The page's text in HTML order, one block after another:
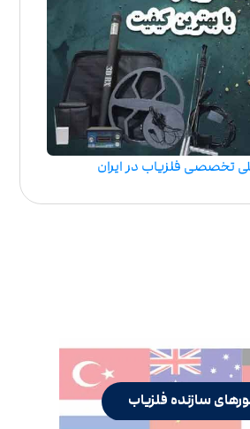
تخصصی فلزیاب در ایران
سازنده فلزیاب